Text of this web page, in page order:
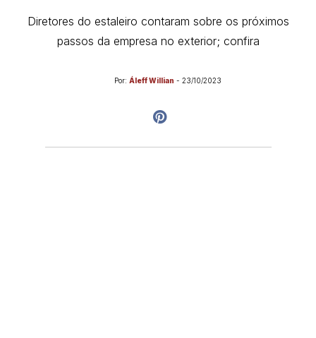
Diretores do estaleiro contaram sobre os próximos
passos da empresa no exterior; confira
Por: Áleff Willian - 23/10/2023